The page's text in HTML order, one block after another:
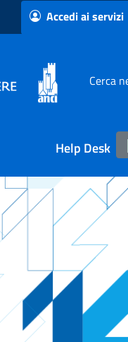
Accedi ai servizi
Cerca
Help Desk